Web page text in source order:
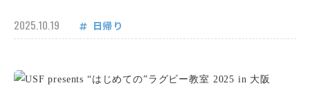
2025.10.19 日帰り